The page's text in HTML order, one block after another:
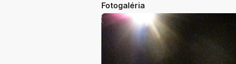
Fotogaléria